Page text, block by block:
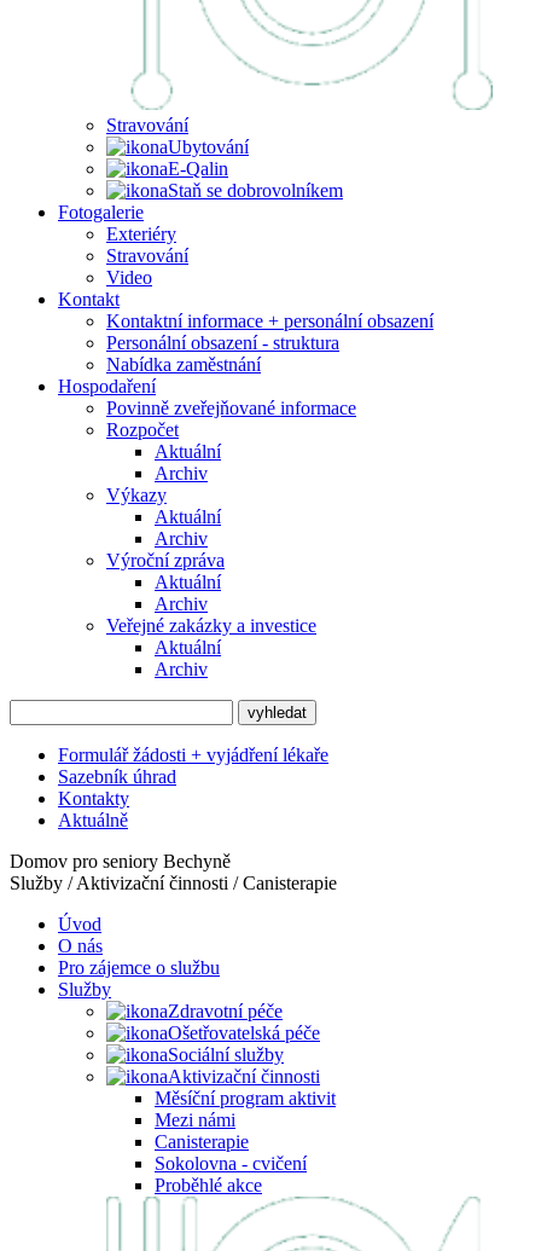
Stravování
Ubytování
E-Qalin
Staň se dobrovolníkem
Fotogalerie
Exteriéry
Stravování
Video
Kontakt
Kontaktní informace + personální obsazení
Personální obsazení - struktura
Nabídka zaměstnání
Hospodaření
Povinně zveřejňované informace
Rozpočet
Aktuální
Archiv
Výkazy
Aktuální
Archiv
Výroční zpráva
Aktuální
Archiv
Veřejné zakázky a investice
Aktuální
Archiv
Formulář žádosti + vyjádření lékaře
Sazebník úhrad
Kontakty
Aktuálně
Domov pro seniory Bechyně
Služby / Aktivizační činnosti / Canisterapie
Úvod
O nás
Pro zájemce o službu
Služby
Zdravotní péče
Ošetřovatelská péče
Sociální služby
Aktivizační činnosti
Měsíční program aktivit
Mezi námi
Canisterapie
Sokolovna - cvičení
Proběhlé akce